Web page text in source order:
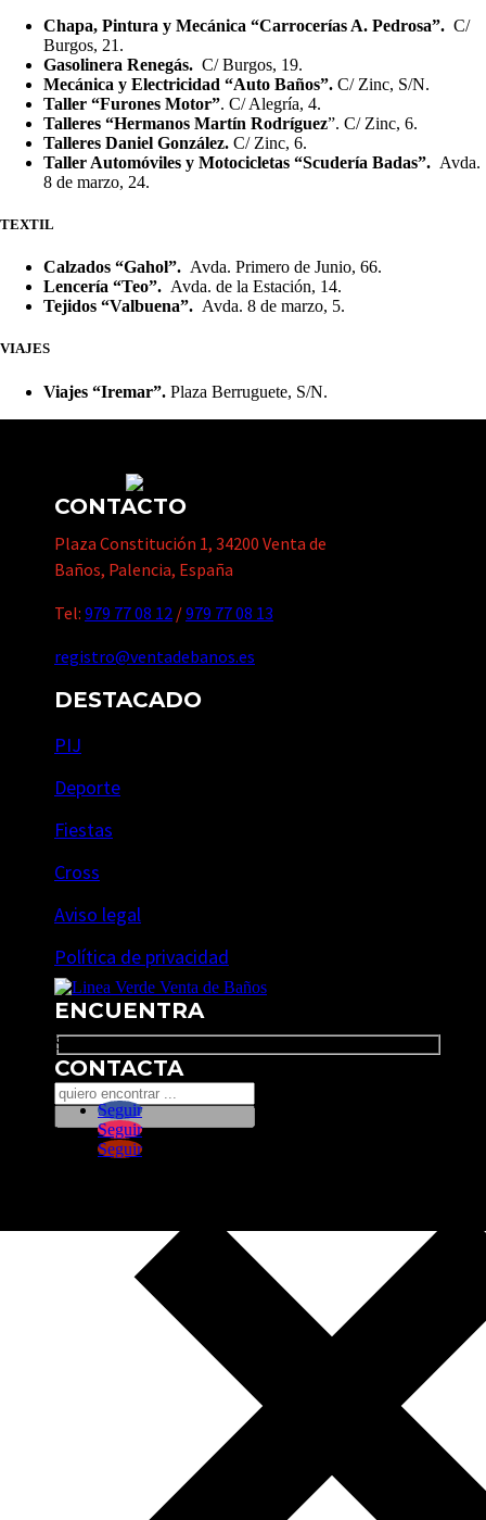
Chapa, Pintura y Mecánica “Carrocerías A. Pedrosa”. C/
Burgos, 21.
Gasolinera Renegás. C/ Burgos, 19.
Mecánica y Electricidad “Auto Baños”. C/ Zinc, S/N.
Taller “Furones Motor”. C/ Alegría, 4.
Talleres “Hermanos Martín Rodríguez”. C/ Zinc, 6.
Talleres Daniel González. C/ Zinc, 6.
Taller Automóviles y Motocicletas “Scudería Badas”. Avda.
8 de marzo, 24.
TEXTIL
Calzados “Gahol”. Avda. Primero de Junio, 66.
Lencería “Teo”. Avda. de la Estación, 14.
Tejidos “Valbuena”. Avda. 8 de marzo, 5.
VIAJES
Viajes “Iremar”. Plaza Berruguete, S/N.
CONTACTO
Plaza Constitución 1, 34200 Venta de
Baños, Palencia, España
Tel: 979 77 08 12 /979 77 08 13
registro@ventadebanos.es
DESTACADO
PIJ
Deporte
Fiestas
Cross
Aviso legal
Política de privacidad
ENCUENTRA
Search
CONTACTA
Seguir
Seguir
Seguir